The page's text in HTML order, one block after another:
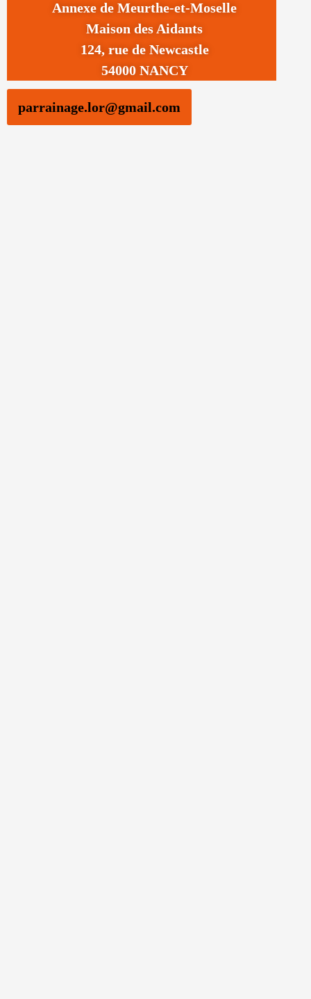
Annexe de Meurthe-et-Moselle
Maison des Aidants
124, rue de Newcastle
54000 NANCY
parrainage.lor@gmail.com